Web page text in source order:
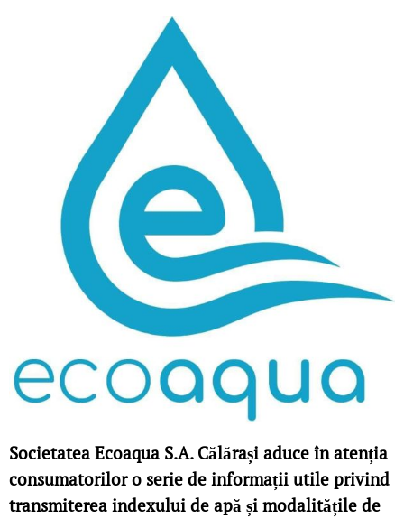
Societatea Ecoaqua S.A. Călărași aduce în atenția
consumatorilor o serie de informații utile privind
transmiterea indexului de apă și modalitățile de